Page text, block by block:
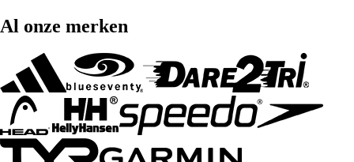
Al onze merken